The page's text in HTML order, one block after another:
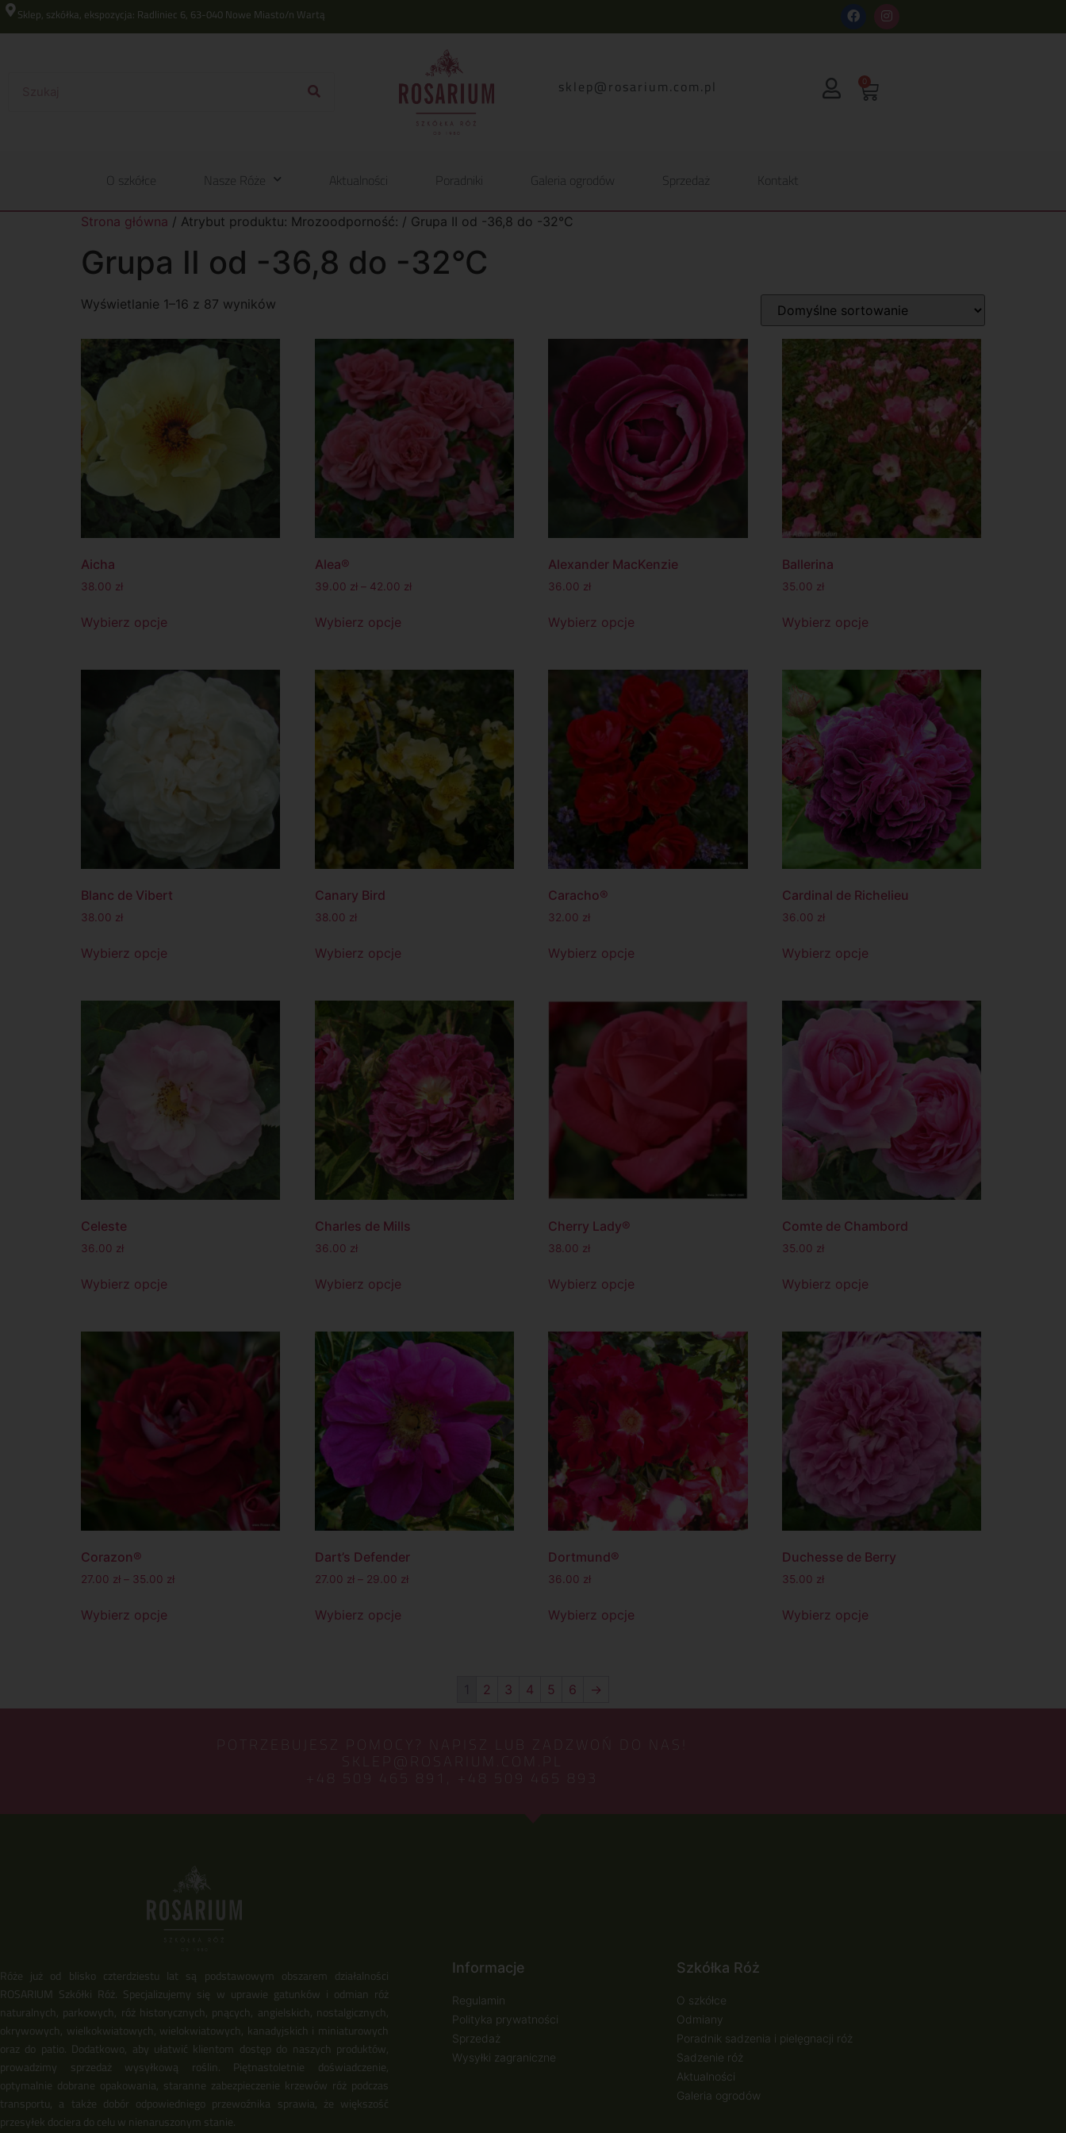
Sklep, szkółka, ekspozycja: Radliniec 6, 63-040 Nowe Miasto/n Wartą
lp.moc.muirasor@pelks 0
O szkółce Nasze Róże Aktualności Poradniki Galeria ogrodów Sprzedaż Kontakt
Strona główna / Atrybut produktu: Mrozoodporność: / Grupa II od -36,8 do -32°C
Grupa II od -36,8 do -32°C
Wyświetlanie 1–16 z 87 wyników
Aicha
38.00 zł
Wybierz opcje
Alea®
39.00 zł – 42.00 zł
Wybierz opcje
Alexander MacKenzie
36.00 zł
Wybierz opcje
Ballerina
35.00 zł
Wybierz opcje
Blanc de Vibert
38.00 zł
Wybierz opcje
Canary Bird
38.00 zł
Wybierz opcje
Caracho®
32.00 zł
Wybierz opcje
Cardinal de Richelieu
36.00 zł
Wybierz opcje
Celeste
36.00 zł
Wybierz opcje
Charles de Mills
36.00 zł
Wybierz opcje
Cherry Lady®
38.00 zł
Wybierz opcje
Comte de Chambord
35.00 zł
Wybierz opcje
Corazon®
27.00 zł – 35.00 zł
Wybierz opcje
Dart’s Defender
27.00 zł – 29.00 zł
Wybierz opcje
Dortmund®
36.00 zł
Wybierz opcje
Duchesse de Berry
35.00 zł
Wybierz opcje
1 2 3 4 5 6 →
POTRZEBUJESZ POMOCY? NAPISZ LUB ZADZWOŃ DO NAS!
SKLEP@ROSARIUM.COM.PL
+48 509 465 891, +48 509 465 893
Róże już od blisko czterdziestu lat są podstawowym obszarem działalności
ROSARIUM Szkółki Róż. Specjalizujemy się w uprawie gatunków i odmian róż
naturalnych, parkowych, róż historycznych, pnących, angielskich, nostalgicznych,
okrywowych, wielkokwiatowych, wielokwiatowych, kanadyjskich i miniaturowych
oraz do patio. Dodatkowo, aby ułatwić klientom dostęp do naszych produktów,
prowadzimy sprzedaż wysyłkową roślin. Piętnastoletnie doświadczenie,
optymalnie dobrane opakowania, staranne zabezpieczenie krzewów róż podczas
transportu, a także dobór odpowiedniego przewoźnika sprawia, że większość
przesyłek dociera do celu w nienaruszonym stanie.
Informacje
Regulamin
Polityka prywatności
Sprzedaż
Wysyłki zagraniczne
Szkółka Róż
O szkółce
Odmiany
Poradnik sadzenia i pielęgnacji róż
Sadzenie róż
Aktualności
Galeria ogrodów